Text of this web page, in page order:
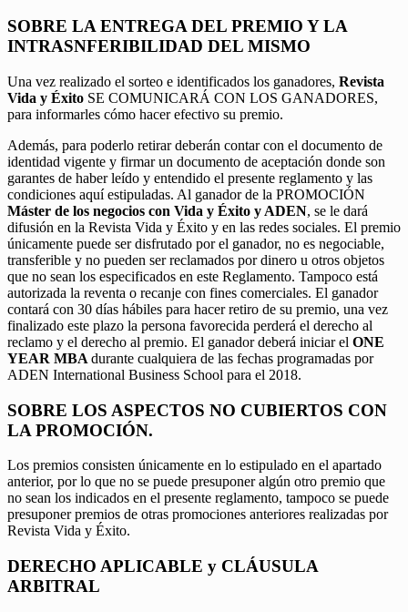
SOBRE LA ENTREGA DEL PREMIO Y LA
INTRASNFERIBILIDAD DEL MISMO
Una vez realizado el sorteo e identificados los ganadores, Revista
Vida y Éxito SE COMUNICARÁ CON LOS GANADORES,
para informarles cómo hacer efectivo su premio.
Además, para poderlo retirar deberán contar con el documento de
identidad vigente y firmar un documento de aceptación donde son
garantes de haber leído y entendido el presente reglamento y las
condiciones aquí estipuladas. Al ganador de la PROMOCIÓN
Máster de los negocios con Vida y Éxito y ADEN, se le dará
difusión en la Revista Vida y Éxito y en las redes sociales. El premio
únicamente puede ser disfrutado por el ganador, no es negociable,
transferible y no pueden ser reclamados por dinero u otros objetos
que no sean los especificados en este Reglamento. Tampoco está
autorizada la reventa o recanje con fines comerciales. El ganador
contará con 30 días hábiles para hacer retiro de su premio, una vez
finalizado este plazo la persona favorecida perderá el derecho al
reclamo y el derecho al premio. El ganador deberá iniciar el ONE
YEAR MBA durante cualquiera de las fechas programadas por
ADEN International Business School para el 2018.
SOBRE LOS ASPECTOS NO CUBIERTOS CON
LA PROMOCIÓN.
Los premios consisten únicamente en lo estipulado en el apartado
anterior, por lo que no se puede presuponer algún otro premio que
no sean los indicados en el presente reglamento, tampoco se puede
presuponer premios de otras promociones anteriores realizadas por
Revista Vida y Éxito.
DERECHO APLICABLE y CLÁUSULA
ARBITRAL